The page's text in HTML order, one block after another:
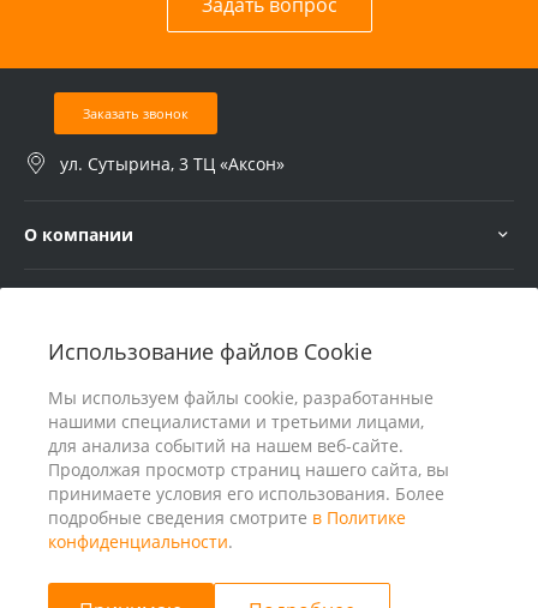
Использование файлов Cookie
Мы используем файлы cookie, разработанные
нашими специалистами и третьими лицами,
для анализа событий на нашем веб-сайте.
Продолжая просмотр страниц нашего сайта, вы
принимаете условия его использования. Более
подробные сведения смотрите в Политике
конфиденциальности.
Заказать звонок
ул. Сутырина, 3 ТЦ «Аксон»
О компании